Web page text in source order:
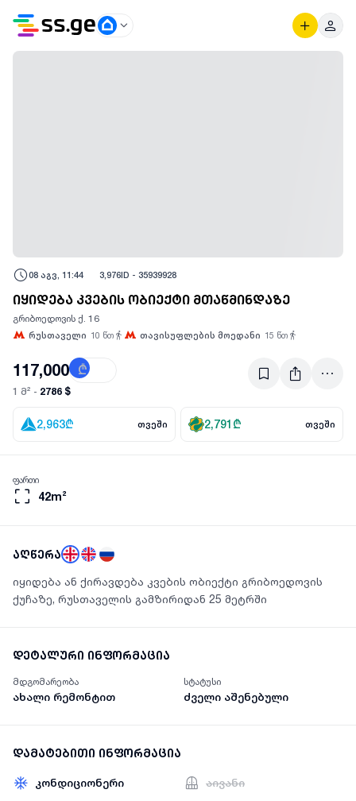
08 აგვ, 11:44 3,976ID - 35939928
იყიდება კვების ობიექტი მთაწმინდაზე
გრიბოედოვის ქ. 16
რუსთაველი 10 წთ თავისუფლების მოედანი 15 წთ
117,000 ₾
1 მ² - 2786 $
2,963₾ თვეში 2,791 ₾ თვეში
42m²
ფართი
აღწერა
იყიდება ან ქირავდება კვების ობიექტი გრიბოედოვის
ქუჩაზე, რუსთაველის გამზირიდან 25 მეტრში
დეტალური ინფორმაცია
მდგომარეობა
ახალი რემონტით
სტატუსი
ძველი აშენებული
დამატებითი ინფორმაცია
კონდიციონერი აივანი